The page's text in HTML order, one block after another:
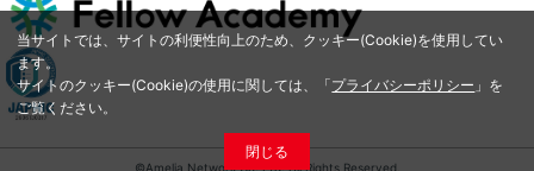
当サイトでは、サイトの利便性向上のため、クッキー(Cookie)を使用してい
ます。
サイトのクッキー(Cookie)の使用に関しては、「プライバシーポリシー 」を
ご覧ください。
閉じる
©Amelia Network Co.,Ltd. All Rights Reserved.